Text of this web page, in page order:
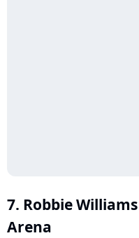
7. Robbie
Arena